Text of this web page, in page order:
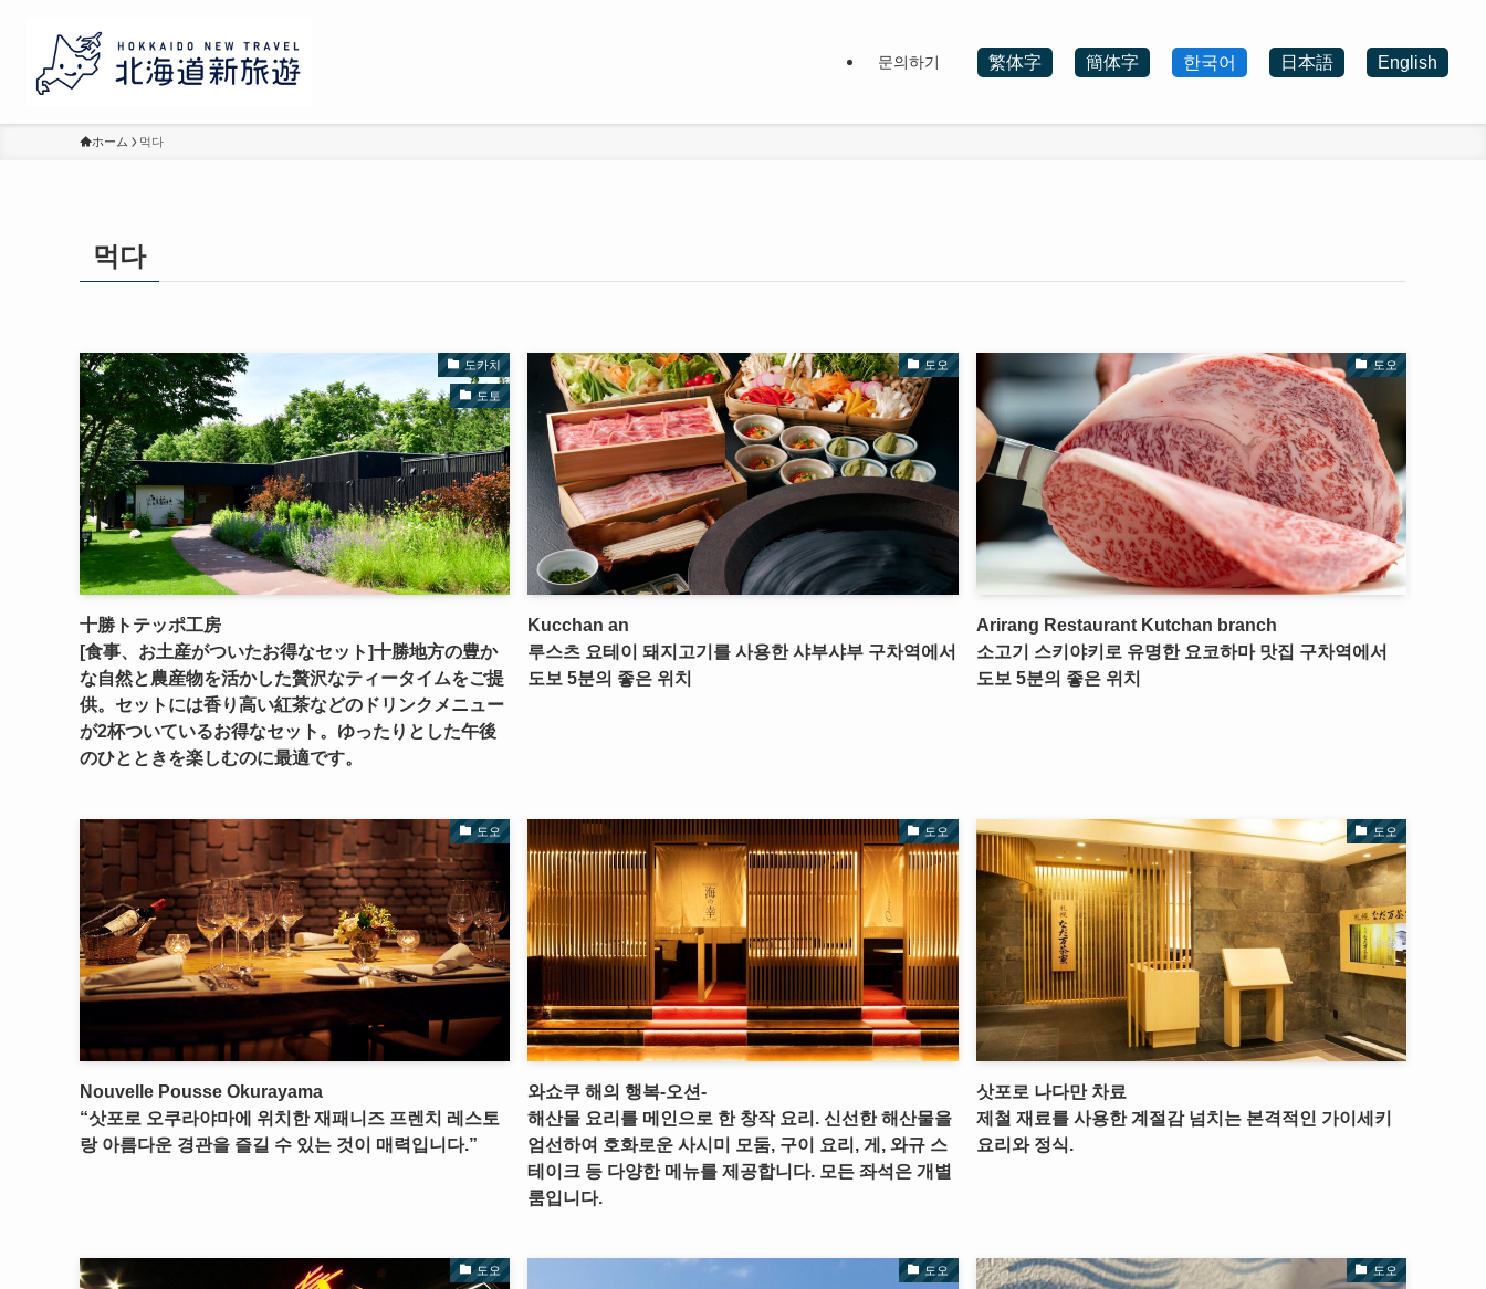
문의하기 English
日本語
한국어
簡体字
繁体字
ホーム 먹다
먹다
도카치
도토
十勝トテッポ工房
[食事、お土産がついたお得なセット]十勝地方の豊か
な自然と農産物を活かした贅沢なティータイムをご提
供。セットには香り高い紅茶などのドリンクメニュー
が2杯ついているお得なセット。ゆったりとした午後
のひとときを楽しむのに最適です。
도오
Kucchan an
루스츠 요테이 돼지고기를 사용한 샤부샤부 구차역에서
도보 5분의 좋은 위치
도오
Arirang Restaurant Kutchan branch
소고기 스키야키로 유명한 요코하마 맛집 구차역에서
도보 5분의 좋은 위치
도오
Nouvelle Pousse Okurayama
“삿포로 오쿠라야마에 위치한 재패니즈 프렌치 레스토
랑 아름다운 경관을 즐길 수 있는 것이 매력입니다.”
도오
와쇼쿠 해의 행복-오션-
해산물 요리를 메인으로 한 창작 요리. 신선한 해산물을
엄선하여 호화로운 사시미 모둠, 구이 요리, 게, 와규 스
테이크 등 다양한 메뉴를 제공합니다. 모든 좌석은 개별
룸입니다.
도오
삿포로 나다만 차료
제철 재료를 사용한 계절감 넘치는 본격적인 가이세키
요리와 정식.
도오 도오 도오